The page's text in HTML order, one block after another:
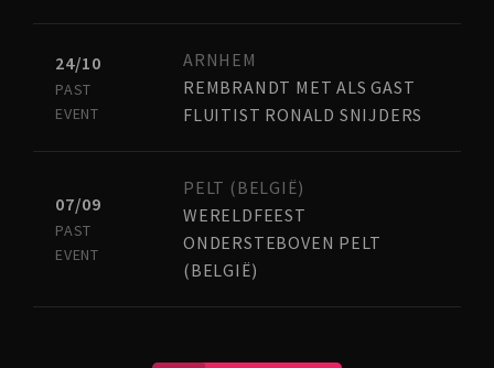
24/10
PAST
EVENT
ARNHEM
REMBRANDT MET ALS GAST
FLUITIST RONALD SNIJDERS
07/09
PAST
EVENT
PELT (BELGIË)
WERELDFEEST
ONDERSTEBOVEN PELT
(BELGIË)